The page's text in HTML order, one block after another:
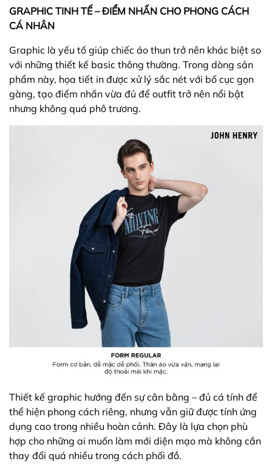
GRAPHIC TINH TẾ – ĐIỂM NHẤN CHO PHONG CÁCH
CÁ NHÂN
Graphic là yếu tố giúp chiếc áo thun trở nên khác biệt so
với những thiết kế basic thông thường. Trong dòng sản
phẩm này, họa tiết in được xử lý sắc nét với bố cục gọn
gàng, tạo điểm nhấn vừa đủ để outfit trở nên nổi bật
nhưng không quá phô trương.
Thiết kế graphic hướng đến sự cân bằng – đủ cá tính để
thể hiện phong cách riêng, nhưng vẫn giữ được tính ứng
dụng cao trong nhiều hoàn cảnh. Đây là lựa chọn phù
hợp cho những ai muốn làm mới diện mạo mà không cần
thay đổi quá nhiều trong cách phối đồ.